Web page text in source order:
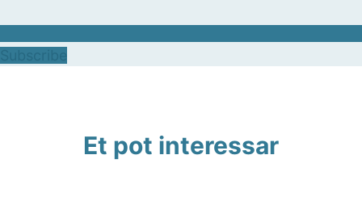
Et pot interessar